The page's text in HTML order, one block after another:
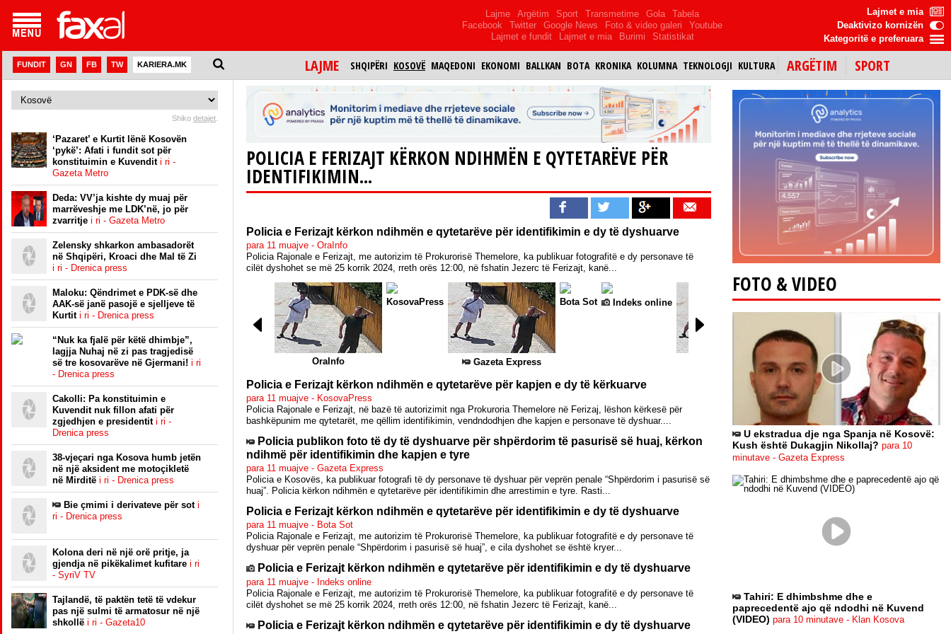
Lajme Argëtim Sport Transmetime Gola
Tabela
Facebook
Twitter Google News Foto & video galeri
Youtube
Lajmet e fundit
Lajmet e mia Burimi Statistikat
Lajmet e mia
Deaktivizo kornizën
Kategoritë e preferuara
FUNDIT GN FB TW KARIERA.MK LAJME SHQIPËRI KOSOVË MAQEDONI EKONOMI BALLKAN BOTA KRONIKA KOLUMNA TEKNOLOGJI KULTURA ARGËTIM SPORT
Shiko detajet
‘Pazaret’ e Kurtit lënë Kosovën
‘pykë’: Afati i fundit sot për
konstituimin e Kuvendit i ri -
Gazeta Metro
Deda: VV’ja kishte dy muaj për
marrëveshje me LDK’në, jo për
zvarritje i ri - Gazeta Metro
Zelensky shkarkon ambasadorët
në Shqipëri, Kroaci dhe Mal të Zi
i ri - Drenica press
Maloku: Qëndrimet e PDK-së dhe
AAK-së janë pasojë e sjelljeve të
Kurtit i ri - Drenica press
“Nuk ka fjalë për këtë dhimbje”,
lagjja Nuhaj në zi pas tragjedisë
së tre kosovarëve në Gjermani! i ri
- Drenica press
Cakolli: Pa konstituimin e
Kuvendit nuk fillon afati për
zgjedhjen e presidentit i ri -
Drenica press
38-vjeçari nga Kosova humb jetën
në një aksident me motoçikletë
në Mirditë i ri - Drenica press
Bie çmimi i derivateve për sot i
ri - Drenica press
Kolona deri në një orë pritje, ja
gjendja në pikëkalimet kufitare i ri
- SyriV TV
Tajlandë, të paktën tetë të vdekur
pas një sulmi të armatosur në një
shkollë i ri - Gazeta10
POLICIA E FERIZAJT KËRKON NDIHMËN E QYTETARËVE PËR
IDENTIFIKIMIN...
Policia e Ferizajt kërkon ndihmën e qytetarëve për identifikimin e dy të dyshuarve
para 11 muajve - OraInfo
Policia Rajonale e Ferizajt, me autorizim të Prokurorisë Themelore, ka publikuar fotografitë e dy personave të
cilët dyshohet se më 25 korrik 2024, rreth orës 12:00, në fshatin Jezerc të Ferizajt, kanë...
OraInfo
KosovaPress
Gazeta Express
Bota Sot Indeks online GazetaBlic
Lajmi.net
Policia e Ferizajt kërkon ndihmën e qytetarëve për kapjen e dy të kërkuarve
para 11 muajve - KosovaPress
Policia Rajonale e Ferizajt, në bazë të autorizimit nga Prokuroria Themelore në Ferizaj, lëshon kërkesë për
bashkëpunim me qytetarët, me qëllim identifikimin, vendndodhjen dhe kapjen e personave të dyshuar....
Policia publikon foto të dy të dyshuarve për shpërdorim të pasurisë së huaj, kërkon
ndihmë për identifikimin dhe kapjen e tyre
para 11 muajve - Gazeta Express
Policia e Kosovës, ka publikuar fotografi të dy personave të dyshuar për veprën penale “Shpërdorim i pasurisë së
huaj”. Policia kërkon ndihmën e qytetarëve për identifikimin dhe arrestimin e tyre. Rasti...
Policia e Ferizajt kërkon ndihmën e qytetarëve për identifikimin e dy të dyshuarve
para 11 muajve - Bota Sot
Policia Rajonale e Ferizajt, me autorizim të Prokurorisë Themelore, ka publikuar fotografitë e dy personave të
dyshuar për veprën penale “Shpërdorim i pasurisë së huaj”, e cila dyshohet se është kryer...
Policia e Ferizajt kërkon ndihmën e qytetarëve për identifikimin e dy të dyshuarve
para 11 muajve - Indeks online
Policia Rajonale e Ferizajt, me autorizim të Prokurorisë Themelore, ka publikuar fotografitë e dy personave të
cilët dyshohet se më 25 korrik 2024, rreth orës 12:00, në fshatin Jezerc të Ferizajt, kanë...
Policia e Ferizajt kërkon ndihmën e qytetarëve për identifikimin e dy të dyshuarve
FOTO & VIDEO
U ekstradua dje nga Spanja në Kosovë:
Kush është Dukagjin Nikollaj? para 10
minutave - Gazeta Express
Tahiri: E dhimbshme dhe e
paprecedentë ajo që ndodhi në Kuvend
(VIDEO) para 10 minutave - Klan Kosova